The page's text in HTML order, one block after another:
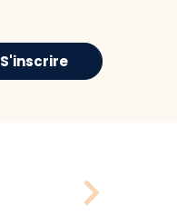
S'inscrire